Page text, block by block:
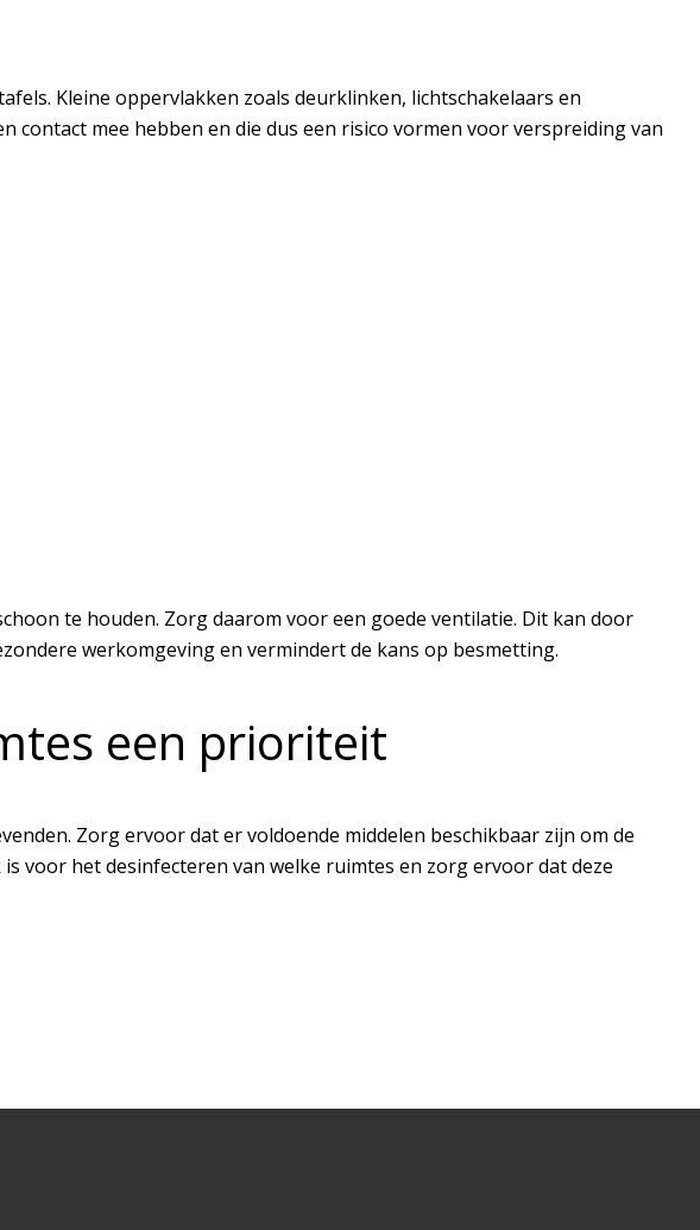
Kleine oppervlakken zoals deurklinken, lichtschakelaars en
mee hebben en die dus een risico vormen voor verspreiding van
te houden. Zorg daarom voor een goede ventilatie. Dit kan door
werkomgeving en vermindert de kans op besmetting.
een prioriteit
Zorg ervoor dat er voldoende middelen beschikbaar zijn om de
voor het desinfecteren van welke ruimtes en zorg ervoor dat deze